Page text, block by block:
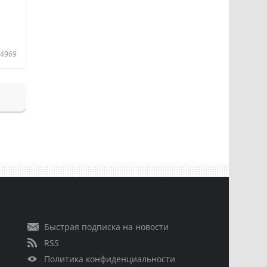
4969
Быстрая подписка на новости
RSS
Политика конфиденциальности